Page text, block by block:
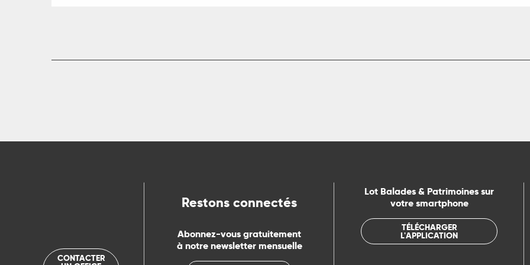
CONTACTER
Restons connectés
Abonnez-vous gratuitement
à notre newsletter mensuelle
Lot Balades & Patrimoines sur
votre smartphone
TÉLÉCHARGER
L'APPLICATION